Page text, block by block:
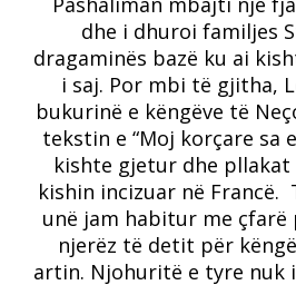
dhe i dhuroi familjes
dragaminës bazë ku ai
i saj. Por mbi të gjitha,
bukurinë e këngëve të
tekstin e “Moj korçare sa
kishte gjetur dhe
kishin incizuar në
unë jam habitur me çfarë
njerëz të detit për
artin. Njohuritë e tyre nuk